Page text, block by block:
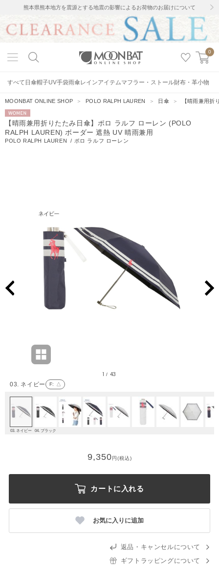
熊本県熊本地方を震源とする地震の影響によるお荷物のお届けについて
0
すべて 日傘帽子UV手袋雨傘レインアイテムマフラー・ストール財布・革小物
MOONBAT ONLINE SHOP ＞ POLO RALPH LAUREN ＞ 日傘 ＞ 【晴雨兼用
WOMEN
【晴雨兼用折りたたみ日傘】ポロ ラルフ ローレン (POLO
RALPH LAUREN) ボーダー 遮熱 UV 晴雨兼用
POLO RALPH LAUREN / ポロ ラルフ ローレン
03. ネイビー F: △
1 / 43
03. ネイビー 04. ブラック
9,350円(税込)
カートに入れる
お気に入りに追加
返品・キャンセルについて
ギフトラッピングについて